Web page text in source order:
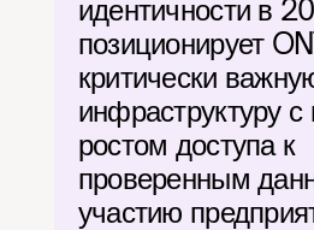
идентичности в
позиционирует
критически
инфраструктуру
ростом доступа к
проверенным
участию